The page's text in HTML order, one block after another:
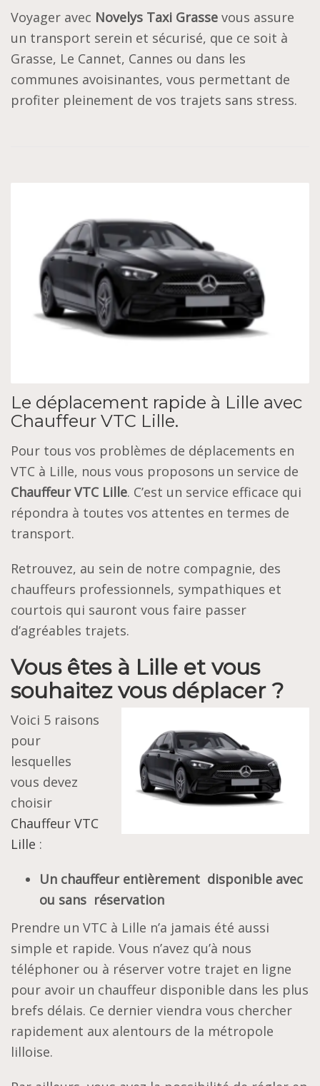
Voyager avec Novelys Taxi Grasse vous assure
un transport serein et sécurisé, que ce soit à
Grasse, Le Cannet, Cannes ou dans les
communes avoisinantes, vous permettant de
profiter pleinement de vos trajets sans stress.
Le déplacement rapide à Lille avec
Chauffeur VTC Lille.
Pour tous vos problèmes de déplacements en
VTC à Lille, nous vous proposons un service de
Chauffeur VTC Lille. C’est un service efficace qui
répondra à toutes vos attentes en termes de
transport.
Retrouvez, au sein de notre compagnie, des
chauffeurs professionnels, sympathiques et
courtois qui sauront vous faire passer
d’agréables trajets.
Vous êtes à Lille et vous
souhaitez vous déplacer ?
Voici 5 raisons
pour
lesquelles
vous devez
choisir
Chauffeur VTC
Lille :
Un chauffeur entièrement disponible avec
ou sans réservation
Prendre un VTC à Lille n’a jamais été aussi
simple et rapide. Vous n’avez qu’à nous
téléphoner ou à réserver votre trajet en ligne
pour avoir un chauffeur disponible dans les plus
brefs délais. Ce dernier viendra vous chercher
rapidement aux alentours de la métropole
lilloise.